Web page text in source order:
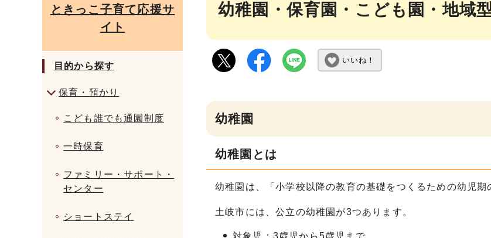
幼稚園・保育園・こども園・地域
いいね！
幼稚園
幼稚園とは
幼稚園は、「小学校以降の教育の基礎をつくるための幼児期
土岐市には、公立の幼稚園が3つあります。
対象児：3歳児から5歳児まで
ときっこ子育て応援サ
イト
目的から探す
保育・預かり
こども誰でも通園制度
一時保育
ファミリー・サポート・
センター
ショートステイ